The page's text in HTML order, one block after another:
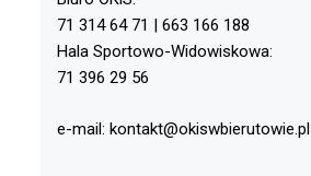
71 314 64 71 | 663 166 188
Hala Sportowo-Widowiskowa:
71 396 29 56
e-mail: kontakt@okiswbierutowie.pl